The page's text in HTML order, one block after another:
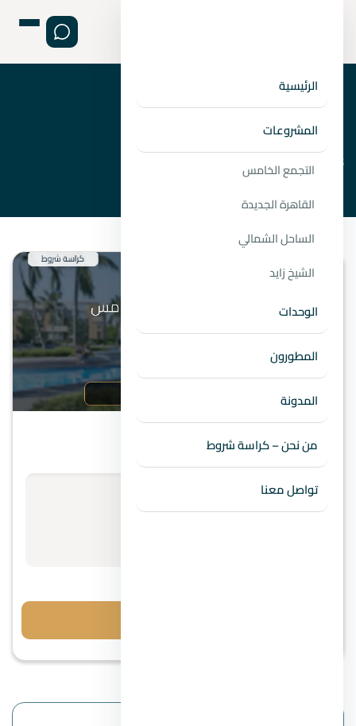
الرئيسية
المشروعات
التجمع الخامس
القاهرة الجديدة
الساحل الشمالي
الشيخ زايد
الوحدات
المطورون
المدونة
من نحن – كراسة شروط
تواصل معنا
الصفحة الرئيسية ›
›
شركة اماراي للتطوير العقاري
Imarrae Developments
التجمع الخامس
كمبوند كين التجمع الخامس
الأسعار تبدأ من
استفسر عن السعر